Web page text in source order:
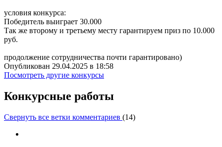
условия конкурса:
Победитель выиграет 30.000
Так же второму и третьему месту гарантируем приз по 10.000
руб.
продолжение сотрудничества почти гарантировано)
Опубликован 29.04.2025 в 18:58
Посмотреть другие конкурсы
Конкурсные работы
Свернуть все ветки комментариев (14)